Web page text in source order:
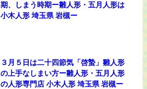
期、しまう時期ー雛人形・五月人形は
小木人形 埼玉県 岩槻ー
３月５日は二十四節気「啓蟄」雛人形
の上手なしまい方ー雛人形・五月人形
の人形専門店 小木人形 埼玉県 岩槻ー